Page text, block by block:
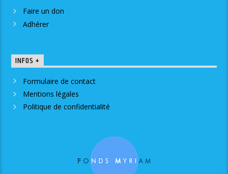
Faire un don
Adhérer
INFOS +
Formulaire de contact
Mentions légales
Politique de confidentialité